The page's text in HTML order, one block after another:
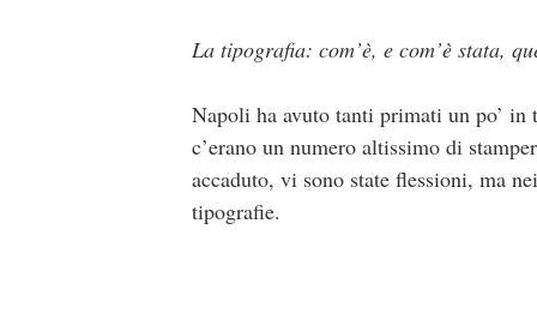
La tipografia: com’è, e com’è stata,
Napoli ha avuto tanti primati un po’
c’erano un numero altissimo di
accaduto, vi sono state flessioni, ma
tipografie.